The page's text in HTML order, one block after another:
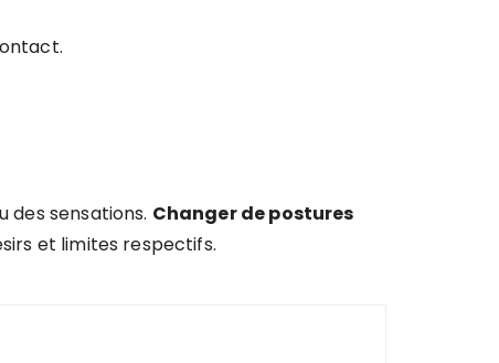
sensations. Changer de postures
et limites respectifs.